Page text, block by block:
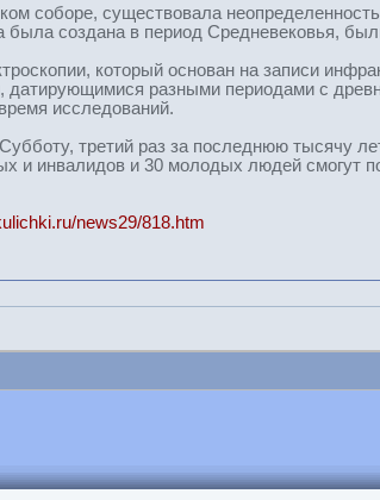
соборе, существовала
была создана в период Средневековья,
который основан на записи
датирующимися разными периодами с
исследований.
третий раз за последнюю тысячу
и инвалидов и 30 молодых людей смогут
news29/818.htm